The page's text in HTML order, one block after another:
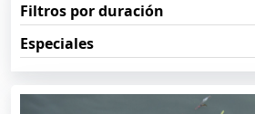
Filtros por duración
Especiales